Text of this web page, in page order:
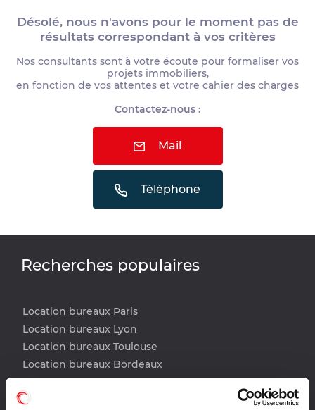
Désolé, nous n'avons pour le moment pas de
résultats correspondant à vos critères
Nos consultants sont à votre écoute pour formaliser vos
projets immobiliers,
en fonction de vos attentes et votre cahier des charges
Contactez-nous :
Mail
Téléphone
Recherches populaires
Location bureaux Paris
Location bureaux Lyon
Location bureaux Toulouse
Location bureaux Bordeaux
Location bureaux Nantes